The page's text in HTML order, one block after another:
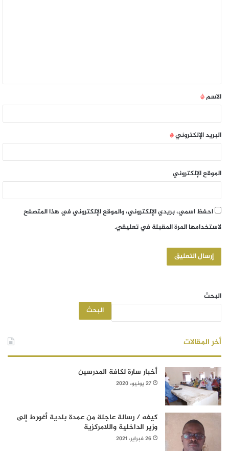
الاسم*
البريد الإلكتروني*
الموقع الإلكتروني
احفظ اسمي، بريدي الإلكتروني، والموقع الإلكتروني في هذا المتصفح
لاستخدامها المرة المقبلة في تعليقي.
البحث
البحث
أخر المقالات
أخبار سارة لكافة المدرسين
27 يونيو، 2020
كيفه / رسالة عاجلة من عمدة بلدية أغورط إلى
وزير الداخلية واللامركزية
26 فبراير، 2021